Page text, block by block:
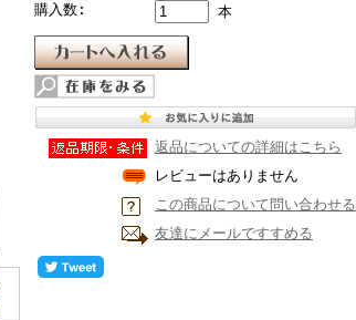
購入数:
本
返品についての詳細はこちら
レビューはありません
この商品について問い合わせる
友達にメールですすめる